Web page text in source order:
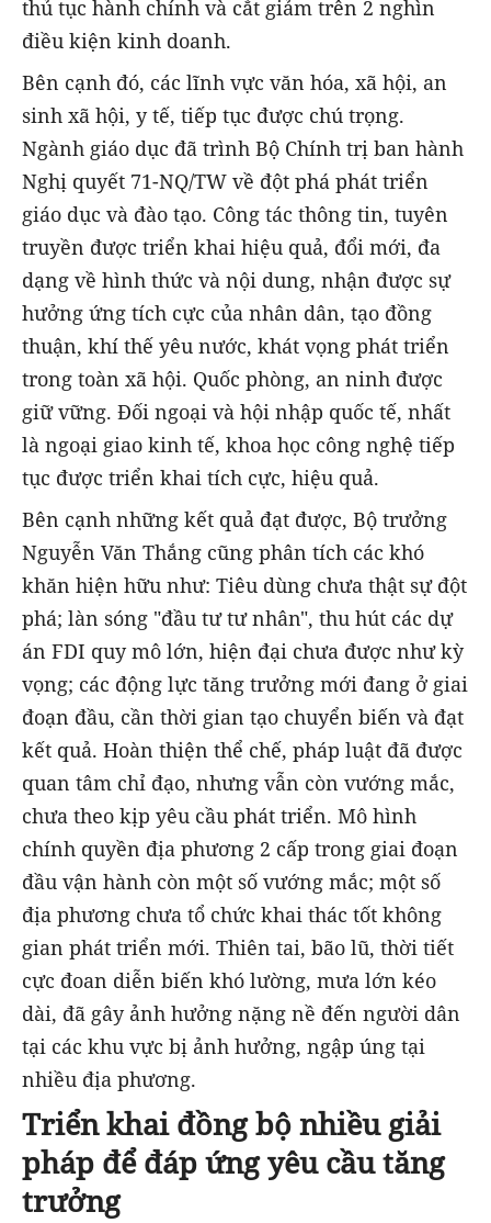
thủ tục hành chính và cắt giảm trên 2 nghìn
điều kiện kinh doanh.
Bên cạnh đó, các lĩnh vực văn hóa, xã hội, an
sinh xã hội, y tế, tiếp tục được chú trọng.
Ngành giáo dục đã trình Bộ Chính trị ban hành
Nghị quyết 71-NQ/TW về đột phá phát triển
giáo dục và đào tạo. Công tác thông tin, tuyên
truyền được triển khai hiệu quả, đổi mới, đa
dạng về hình thức và nội dung, nhận được sự
hưởng ứng tích cực của nhân dân, tạo đồng
thuận, khí thế yêu nước, khát vọng phát triển
trong toàn xã hội. Quốc phòng, an ninh được
giữ vững. Đối ngoại và hội nhập quốc tế, nhất
là ngoại giao kinh tế, khoa học công nghệ tiếp
tục được triển khai tích cực, hiệu quả.
Bên cạnh những kết quả đạt được, Bộ trưởng
Nguyễn Văn Thắng cũng phân tích các khó
khăn hiện hữu như: Tiêu dùng chưa thật sự đột
phá; làn sóng "đầu tư tư nhân", thu hút các dự
án FDI quy mô lớn, hiện đại chưa được như kỳ
vọng; các động lực tăng trưởng mới đang ở giai
đoạn đầu, cần thời gian tạo chuyển biến và đạt
kết quả. Hoàn thiện thể chế, pháp luật đã được
quan tâm chỉ đạo, nhưng vẫn còn vướng mắc,
chưa theo kịp yêu cầu phát triển. Mô hình
chính quyền địa phương 2 cấp trong giai đoạn
đầu vận hành còn một số vướng mắc; một số
địa phương chưa tổ chức khai thác tốt không
gian phát triển mới. Thiên tai, bão lũ, thời tiết
cực đoan diễn biến khó lường, mưa lớn kéo
dài, đã gây ảnh hưởng nặng nề đến người dân
tại các khu vực bị ảnh hưởng, ngập úng tại
nhiều địa phương.
Triển khai đồng bộ nhiều giải
pháp để đáp ứng yêu cầu tăng
trưởng